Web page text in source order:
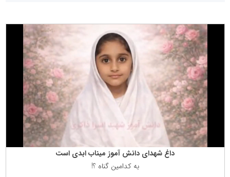
داغ شهدای دانش آموز میناب ابدی است
به كدامین گناه ؟!